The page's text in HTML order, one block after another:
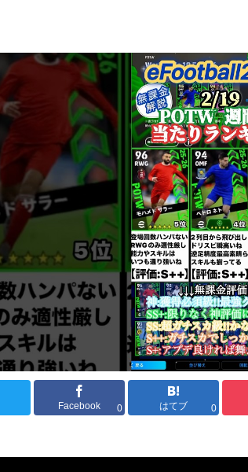
Facebook 0 はてブ 0